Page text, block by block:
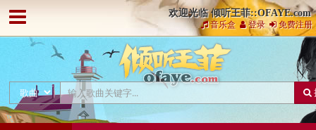
欢迎光临 倾听王菲::OFAYE.com
音乐盒 登录 免费注册